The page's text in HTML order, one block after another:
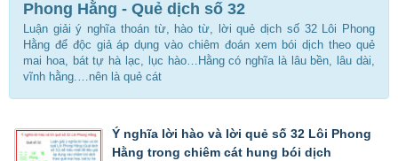
Phong Hằng - Quẻ dịch số 32
Luận giải ý nghĩa thoán từ, hào từ, lời quẻ dịch số 32 Lôi Phong
Hằng để độc giả áp dụng vào chiêm đoán xem bói dịch theo quẻ
mai hoa, bát tự hà lạc, lục hào…Hằng có nghĩa là lâu bền, lâu dài,
vĩnh hằng.…nên là quẻ cát
Ý nghĩa lời hào và lời quẻ số 32 Lôi Phong
Hằng trong chiêm cát hung bói dịch